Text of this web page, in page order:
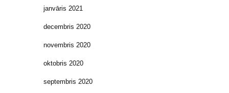
janvāris 2021
decembris 2020
novembris 2020
oktobris 2020
septembris 2020